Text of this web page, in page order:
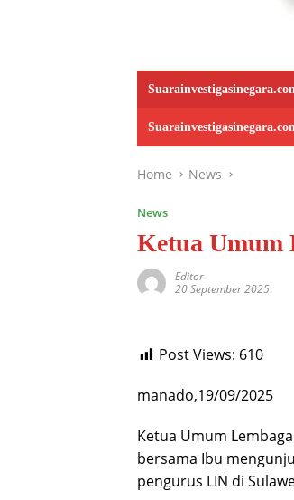
Home News
News
Ketua Umum
Editor
20 September 2025
Post Views: 610
manado,19/09/2025
Ketua Umum
bersama Ibu
pengurus LIN di